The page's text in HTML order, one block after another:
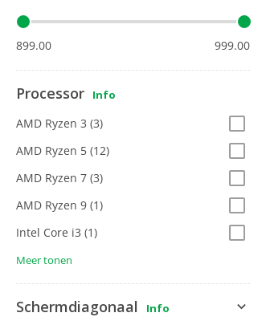
899.00 999.00
Processor Info
AMD Ryzen 3 (3)
AMD Ryzen 5 (12)
AMD Ryzen 7 (3)
AMD Ryzen 9 (1)
Intel Core i3 (1)
Meer tonen
Schermdiagonaal Info